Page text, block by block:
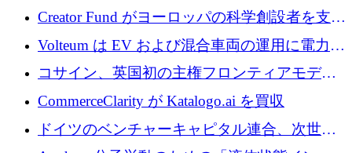
ノロジーがヨーロッパのイノベーションの未
来を形作る場所
Creator Fund がヨーロッパの科学創設者を支援
するために 5,600 万ドルを調達
Volteum は EV および混合車両の運用に電力を
供給するために 250 万ユーロを寄付
コサイン、英国初の主権フロンティアモデル
で業界の支援を確保
CommerceClarity が Katalogo.ai を買収
ドイツのベンチャーキャピタル連合、次世代
スタートアップの成長に向けて機関投資家へ